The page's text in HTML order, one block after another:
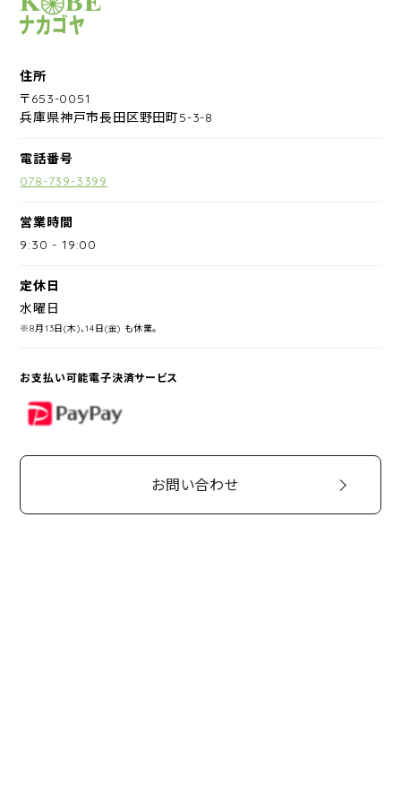
住所
〒653-0051
兵庫県神戸市長田区野田町5-3-8
電話番号
078-739-3399
営業時間
9:30 -19:00
定休日
水曜日
※8月13日(木)、14日(金) も休業。
お支払い可能電子決済サービス
PayPay
お問い合わせ